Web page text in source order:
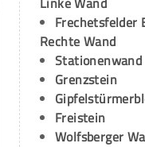
Frechetsfelder
Rechte Wand
Stationenwand
Grenzstein
Freistein
Wolfsberger